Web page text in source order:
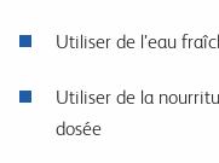
Utiliser de l’eau
Utiliser de la
dosée